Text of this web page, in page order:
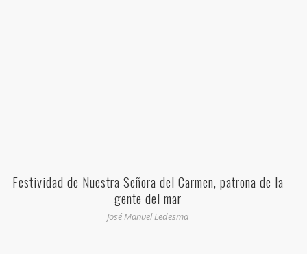
Festividad de Nuestra Señora del Carmen, patrona de la
gente del mar
José Manuel Ledesma